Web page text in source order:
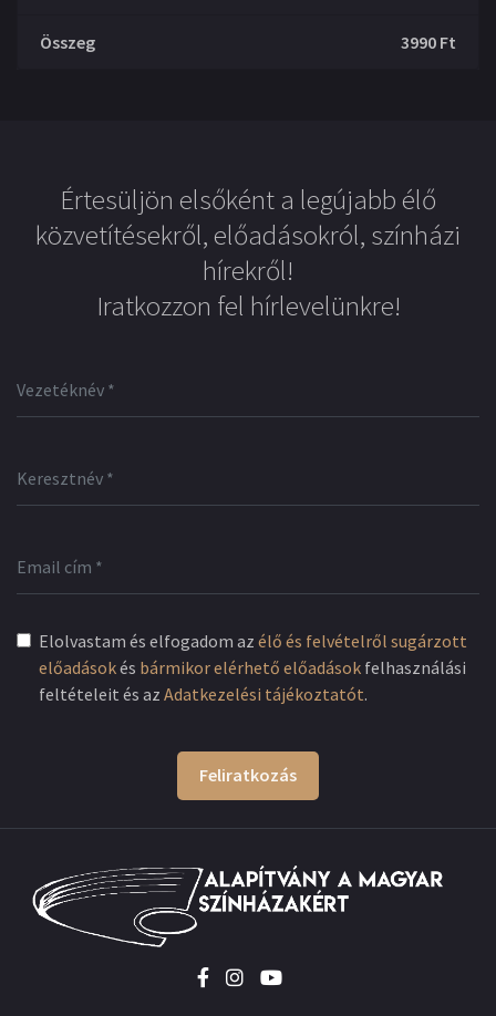
Összeg 3990 Ft
Értesüljön elsőként a legújabb élő
közvetítésekről, előadásokról, színházi
hírekről!
Iratkozzon fel hírlevelünkre!
Elolvastam és elfogadom az élő és felvételről sugárzott
előadásokés bármikor elérhető előadások felhasználási
feltételeit és az Adatkezelési tájékoztatót.
Feliratkozás